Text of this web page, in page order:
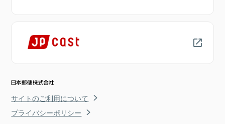
サイトのご利用について
プライバシーポリシー